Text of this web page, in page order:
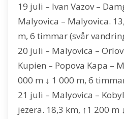
19 juli – Ivan Vazov –
Malyovica – Malyovica.
m, 6 timmar (svår
20 juli – Malyovica –
Kupien – Popova Kapa –
000 m ↓ 1 000 m, 6
21 juli – Malyovica –
jezera. 18,3 km, ↑1 200